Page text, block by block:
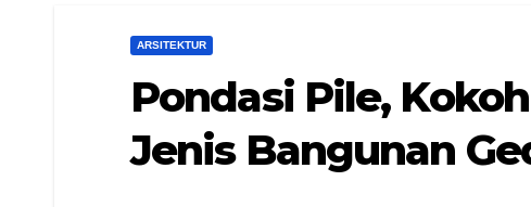
ARSITEKTUR
Pondasi Pile,
Jenis Bangunan